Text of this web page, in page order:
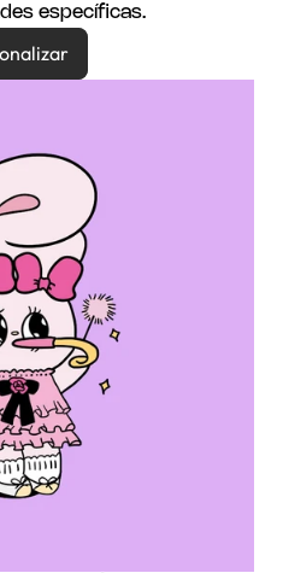
específicas.